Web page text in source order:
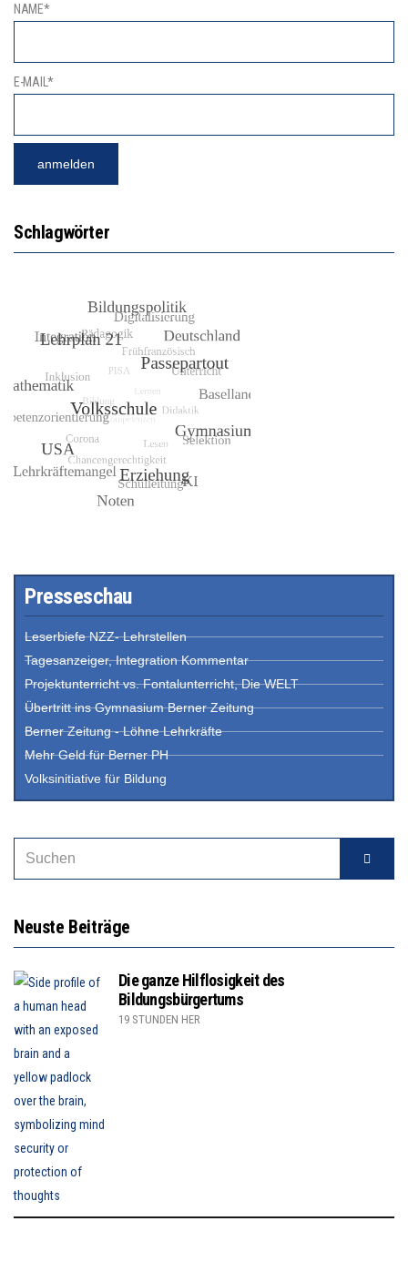
NAME*
E-MAIL*
Schlagwörter
Presseschau
Leserbiefe NZZ- Lehrstellen
Tagesanzeiger, Integration Kommentar
Projektunterricht vs. Fontalunterricht, Die WELT
Übertritt ins Gymnasium Berner Zeitung
Berner Zeitung - Löhne Lehrkräfte
Mehr Geld für Berner PH
Volksinitiative für Bildung
Neuste Beiträge
Die ganze Hilflosigkeit des
Bildungsbürgertums
19 STUNDEN HER